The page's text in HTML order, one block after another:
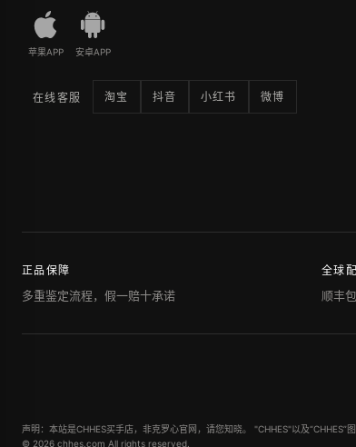
苹果APP 安卓APP
在线客服 淘宝 抖音 小红书 微博
正品保障
多重鉴定流程，假一赔十承诺
全球
顺丰
声明：本站是CHHES买手店，非克罗心官网，请您知晓。 "CHHES"以及“CHHES”图
© 2026 chhes.com All rights reserved.